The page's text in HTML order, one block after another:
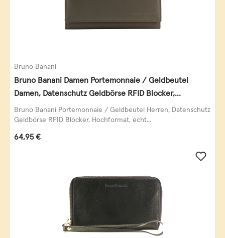
Bruno Banani
Bruno Banani Damen Portemonnaie / Geldbeutel
Damen, Datenschutz Geldbörse RFID Blocker,
Querformat, echt Leder, taupe
Bruno Banani Portemonnaie / Geldbeutel Herren, Datenschutz
Geldbörse RFID Blocker, Hochformat, echt...
Regulärer Preis:
64,95 €